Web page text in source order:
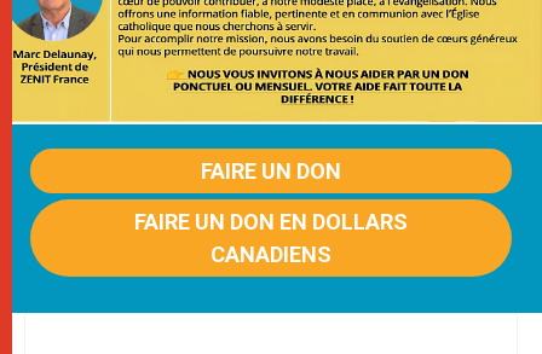
FAIRE UN DON
FAIRE UN DON EN DOLLARS
CANADIENS